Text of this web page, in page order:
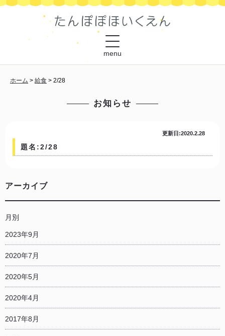
menu
ホーム > 給食 > 2/28
お知らせ
更新日:2020.2.28
題名:2/28
アーカイブ
月別
2023年9月
2020年7月
2020年5月
2020年4月
2017年8月